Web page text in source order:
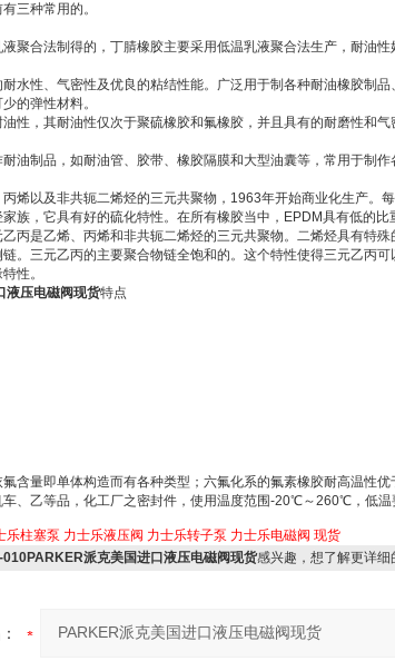
三种常用的。
聚合法制得的，丁腈橡胶主要采用低温乳液聚合法生产，耐油
水性、气密性及优良的粘结性能。广泛用于制各种耐油橡胶制
的弹性材料。
性，其耐油性仅次于聚硫橡胶和氟橡胶，并且具有的耐磨性和
油制品，如耐油管、胶带、橡胶隔膜和大型油囊等，常用于制
烯以及非共轭二烯烃的三元共聚物，1963年开始商业化生产
族，它具有好的硫化特性。在所有橡胶当中，EPDM具有低的
丙是乙烯、丙烯和非共轭二烯烃的三元共聚物。二烯烃具有特
。三元乙丙的主要聚合物链全饱和的。这个特性使得三元乙丙
性。
液压电磁阀现货特点
含量即单体构造而有各种类型；六氟化系的氟素橡胶耐高温性
车、乙等品，化工厂之密封件，使用温度范围-20℃～260℃，低
乐柱塞泵 力士乐液压阀 力士乐转子泵 力士乐电磁阀 现货
派克美国进口液压电磁阀现货感兴趣，想了解更详细